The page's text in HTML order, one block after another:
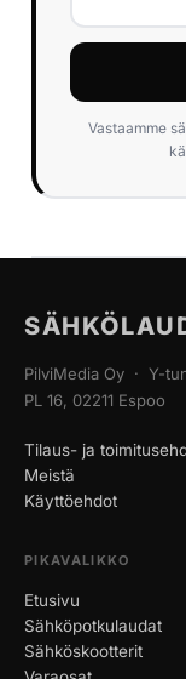
Vastaamme
PilviMedia Oy · Y-
PL 16, 02211 Espoo
Tilaus- ja
Meistä
Käyttöehdot
PIKAVALIKKO
Etusivu
Sähköpotkulaudat
Sähköskootterit